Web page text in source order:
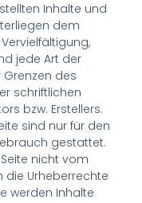
Inhalte und
dem
jede Art der
des
schriftlichen
bzw. Erstellers.
sind nur für den
gestattet.
nicht vom
die Urheberrechte
werden Inhalte